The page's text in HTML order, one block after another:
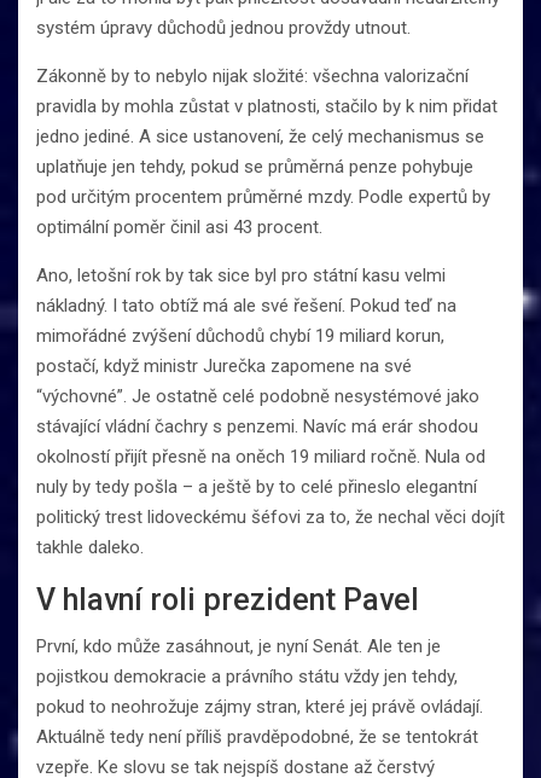
systém úpravy důchodů jednou provždy utnout.
Zákonně by to nebylo nijak složité: všechna valorizační
pravidla by mohla zůstat v platnosti, stačilo by k nim přidat
jedno jediné. A sice ustanovení, že celý mechanismus se
uplatňuje jen tehdy, pokud se průměrná penze pohybuje
pod určitým procentem průměrné mzdy. Podle expertů by
optimální poměr činil asi 43 procent.
Ano, letošní rok by tak sice byl pro státní kasu velmi
nákladný. I tato obtíž má ale své řešení. Pokud teď na
mimořádné zvýšení důchodů chybí 19 miliard korun,
postačí, když ministr Jurečka zapomene na své
“výchovné”. Je ostatně celé podobně nesystémové jako
stávající vládní čachry s penzemi. Navíc má erár shodou
okolností přijít přesně na oněch 19 miliard ročně. Nula od
nuly by tedy pošla – a ještě by to celé přineslo elegantní
politický trest lidoveckému šéfovi za to, že nechal věci dojít
takhle daleko.
V hlavní roli prezident Pavel
První, kdo může zasáhnout, je nyní Senát. Ale ten je
pojistkou demokracie a právního státu vždy jen tehdy,
pokud to neohrožuje zájmy stran, které jej právě ovládají.
Aktuálně tedy není příliš pravděpodobné, že se tentokrát
vzepře. Ke slovu se tak nejspíš dostane až čerstvý